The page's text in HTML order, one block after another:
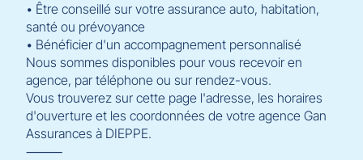
• Être conseillé sur votre assurance auto, habitation,
santé ou prévoyance
• Bénéficier d'un accompagnement personnalisé
Nous sommes disponibles pour vous recevoir en
agence, par téléphone ou sur rendez-vous.
Vous trouverez sur cette page l'adresse, les horaires
d'ouverture et les coordonnées de votre agence Gan
Assurances à DIEPPE.
⸻